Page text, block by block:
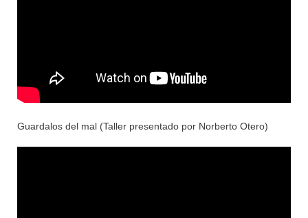
Guardalos del mal (Taller presentado por Norberto Otero)